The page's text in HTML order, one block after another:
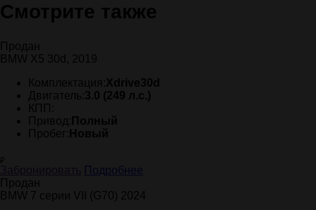
Смотрите также
Продан
BMW X5 30d, 2019
Комплектация:Xdrive30d
Двигатель:3.0 (249 л.с.)
КПП:
Привод: Полный
Пробег: Новый
₽
Подробнее
Продан
BMW 7 серии VII (G70) 2024